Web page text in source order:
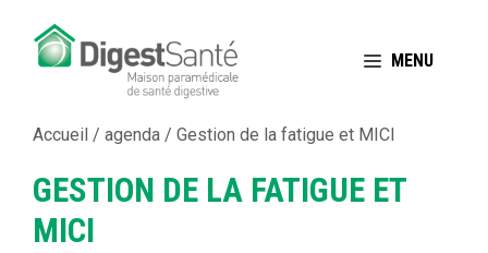
MENU
Accueil / agenda / Gestion de la fatigue et MICI
GESTION DE LA FATIGUE ET
MICI